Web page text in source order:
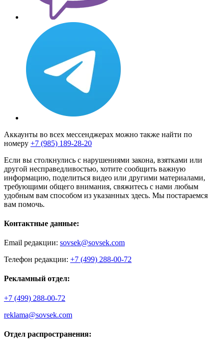
Аккаунты во всех мессенджерах можно также найти по
номеру +7 (985) 189-28-20
Если вы столкнулись с нарушениями закона, взятками или
другой несправедливостью, хотите сообщить важную
информацию, поделиться видео или другими материалами,
требующими общего внимания, свяжитесь с нами любым
удобным вам способом из указанных здесь. Мы постараемся
вам помочь.
Контактные данные:
Email редакции: sovsek@sovsek.com
Телефон редакции: +7 (499) 288-00-72
Рекламный отдел:
+7 (499) 288-00-72
reklama@sovsek.com
Отдел распространения: